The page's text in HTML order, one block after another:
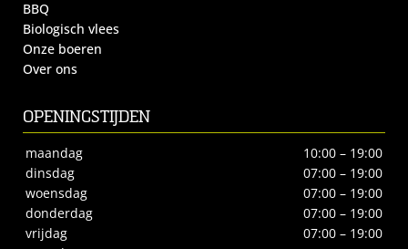
BBQ
Biologisch vlees
Onze boeren
Over ons
OPENINGSTIJDEN
maandag
10:00 – 19:00
dinsdag
07:00 – 19:00
woensdag
07:00 – 19:00
donderdag
07:00 – 19:00
vrijdag
07:00 – 19:00